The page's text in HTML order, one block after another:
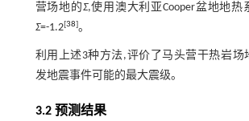
营场地的Σ,使用澳大利亚Cooper盆地地热
Σ=-1.2[38]。
利用上述3种方法,评价了马头营干热岩场
发地震事件可能的最大震级。
3.2 预测结果